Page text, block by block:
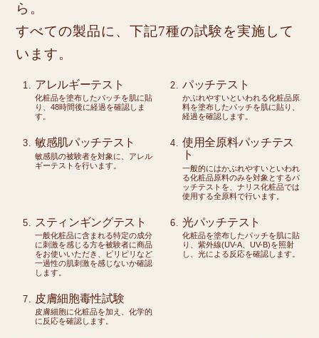
ら。
すべての製品に、下記7種の試験を実施して
います。
アレルギーテスト
化粧品を塗布したパッチを肌に貼
り、48時間後に経過を確認しま
す。
パッチテスト
かぶれやすいといわれる化粧品原
料を塗布したパッチを肌に貼り、
経過を確認します。
敏感肌パッチテスト
敏感肌の被験者を対象に、アレル
ギーテストを行います。
使用全原料パッチテス
ト
一般的にはかぶれやすいといわれ
る化粧品原料のみを対象とするパ
ッチテストを、ナリス化粧品では
使用する全原料で行います。
スティンギングテスト
一般化粧品に含まれる特定の成分
に刺激を感じる方を被験者に商品
をお使いいただき、ピリピリなど
一過性の肌刺激を感じないか確認
します。
光パッチテスト
化粧品を塗布したパッチを肌に貼
り、紫外線(UV-A、UV-B)を照射
し、光による反応を確認します。
皮膚細胞毒性試験
皮膚細胞に化粧品を加え、化学的
に反応を確認します。